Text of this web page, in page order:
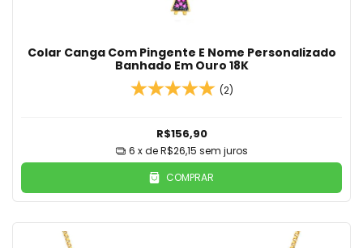
Colar Canga Com Pingente E Nome Personalizado
Banhado Em Ouro 18K
(2)
R$156,90
6 x deR$26,15 sem juros
COMPRAR